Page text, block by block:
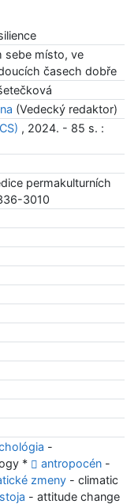
sebe místo, ve
časech dobře
(Vedecký redaktor)
, 2024. - 85 s. :
permakulturních
3010
-
*
antropocén-
zmeny- climatic
- attitude change